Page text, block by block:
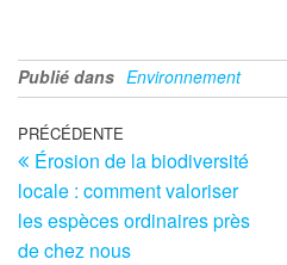
Publié dans Environnement
Navigation
de
l’article
Article
précédent
PRÉCÉDENTE
Érosion de la biodiversité
locale : comment valoriser
les espèces ordinaires près
de chez nous